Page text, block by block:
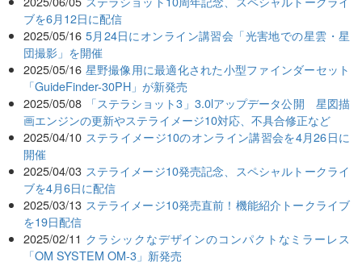
ブを6月12日に配信
2025/05/16 5月24日にオンライン講習会「光害地での星雲・星
団撮影」を開催
2025/05/16 星野撮像用に最適化された小型ファインダーセット
「GuideFinder-30PH」が新発売
2025/05/08
「ステラショット3」3.0lアップデータ公開 星図描
画エンジンの更新やステライメージ10対応、不具合修正など
2025/04/10 ステライメージ10のオンライン講習会を4月26日に
開催
2025/04/03 ステライメージ10発売記念、スペシャルトークライ
ブを4月6日に配信
2025/03/13 ステライメージ10発売直前！機能紹介トークライブ
を19日配信
2025/02/11 クラシックなデザインのコンパクトなミラーレス
「OM SYSTEM OM-3」新発売